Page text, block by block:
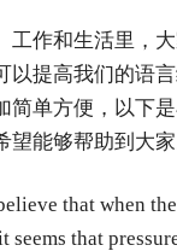
工作和生活里，
以提高我们的语
简单方便，以下
能够帮助到大家
that when
that